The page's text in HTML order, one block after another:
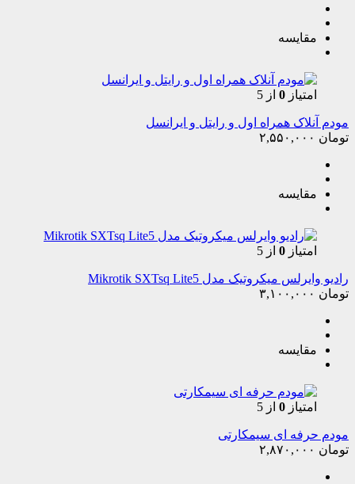
مقایسه
امتیاز 0 از 5
مودم آنلاک همراه اول و رایتل و ایرانسل
تومان
مقایسه
امتیاز 0 از 5
رادیو وایرلس میکروتیک مدل Mikrotik SXTsq Lite5
تومان
مقایسه
امتیاز 0 از 5
مودم حرفه ای سیمکارتی
تومان